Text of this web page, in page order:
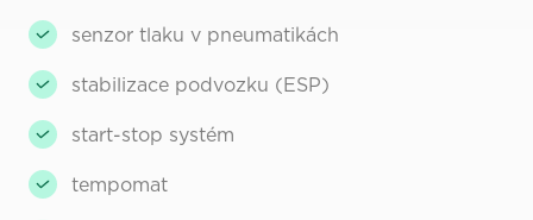
senzor tlaku v pneumatikách
stabilizace podvozku (ESP)
start-stop systém
tempomat